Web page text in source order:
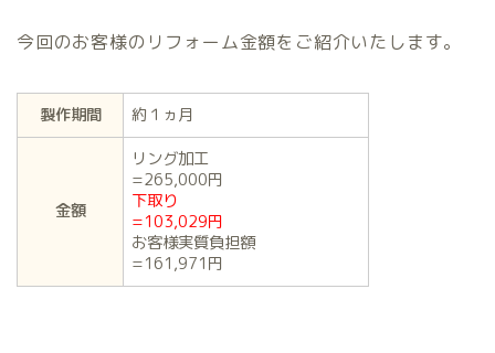
今回のお客様のリフォーム金額をご紹介いたします。
製作期間 約１ヵ月
金額
リング加工
=265,000円
下取り
=103,029円
お客様実質負担額
=161,971円